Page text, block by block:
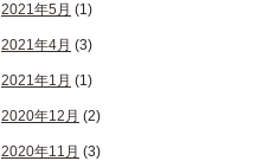
2021年5月 (1)
2021年4月 (3)
2021年1月 (1)
2020年12月 (2)
2020年11月 (3)